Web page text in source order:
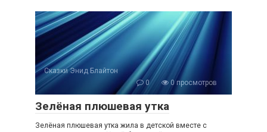
Сказки Энид Блайтон
0
0 просмотров
Зелёная плюшевая утка
Зелёная плюшевая утка жила в детской вместе с